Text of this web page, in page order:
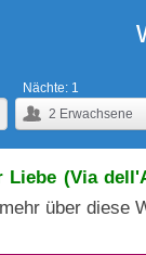
2 Erwachsene
Nächte: 1
(Via
über diese